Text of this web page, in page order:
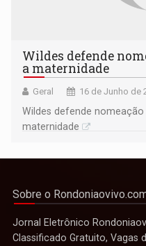
Wildes defende
a maternidade
Geral 16 de Junho de
Wildes defende nomeação
maternidade
Sobre o
Jornal Eletrônico
Classificado Gratuito, Vagas